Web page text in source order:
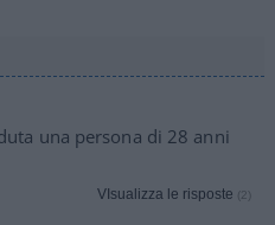
una persona di 28 anni
VIsualizza le risposte (2)